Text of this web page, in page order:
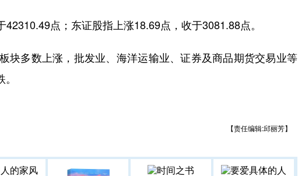
点；东证股指上涨18.69点，收于3081.88点。
多数上涨，批发业、海洋运输业、证券及商品期货交易业等
【责任编辑:邱丽芳】